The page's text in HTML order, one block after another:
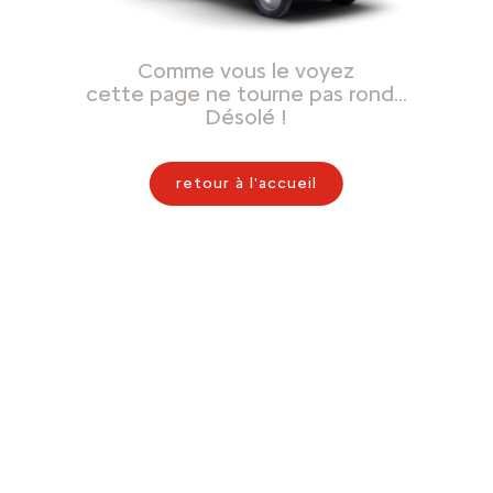
Comme vous le voyez
cette page ne tourne pas rond…
Désolé !
retour à l'accueil